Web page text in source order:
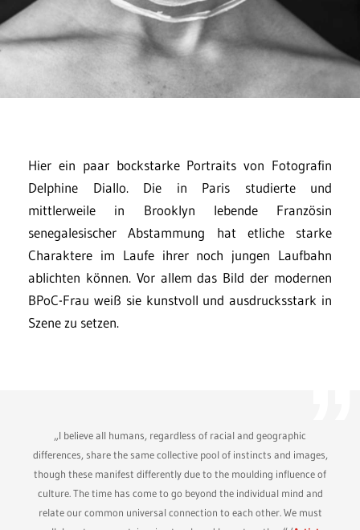
Hier ein paar bockstarke Portraits von Fotografin
Delphine Diallo. Die in Paris studierte und
mittlerweile in Brooklyn lebende Französin
senegalesischer Abstammung hat etliche starke
Charaktere im Laufe ihrer noch jungen Laufbahn
ablichten können. Vor allem das Bild der modernen
BPoC-Frau weiß sie kunstvoll und ausdrucksstark in
Szene zu setzen.
„I believe all humans, regardless of racial and geographic
differences, share the same collective pool of instincts and images,
though these manifest differently due to the moulding influence of
culture. The time has come to go beyond the individual mind and
relate our common universal connection to each other. We must